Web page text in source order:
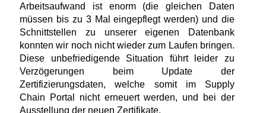
Arbeitsaufwand ist enorm (die gleichen Daten
müssen bis zu 3 Mal eingepflegt werden) und die
Schnittstellen zu unserer eigenen Datenbank
konnten wir noch nicht wieder zum Laufen bringen.
Diese unbefriedigende Situation führt leider zu
Verzögerungen beim Update der
Zertifizierungsdaten, welche somit im Supply
Chain Portal nicht erneuert werden, und bei der
Ausstellung der neuen Zertifikate.